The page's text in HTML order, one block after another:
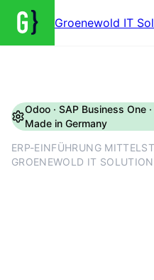
Groenewold IT
Odoo · SAP Business One
Made in Germany
ERP-EINFÜHRUNG
GROENEWOLD IT